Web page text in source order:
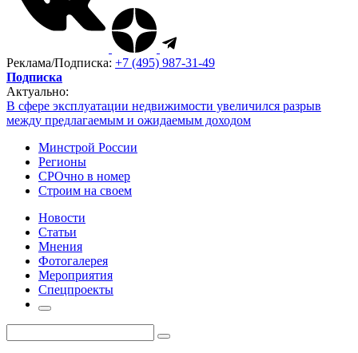
Реклама/Подписка: +7 (495) 987-31-49
Подписка
Актуально:
В сфере эксплуатации недвижимости увеличился разрыв
между предлагаемым и ожидаемым доходом
Минстрой России
Регионы
СРОчно в номер
Строим на своем
Новости
Статьи
Мнения
Фотогалерея
Мероприятия
Спецпроекты